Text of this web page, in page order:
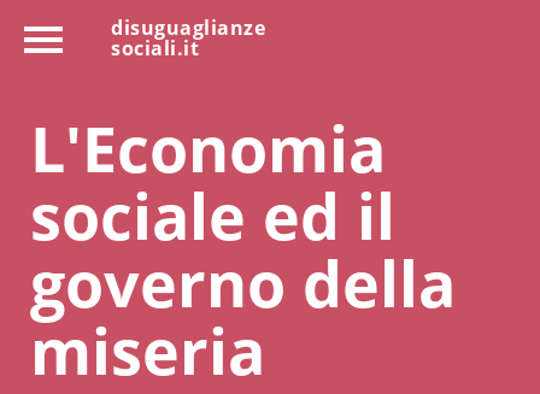
disuguaglianze
sociali.it
L'Economia
sociale ed il
governo della
miseria